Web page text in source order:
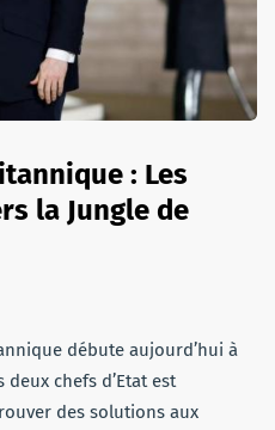
: Les
la Jungle de
débute aujourd’hui à
chefs d’Etat est
des solutions aux